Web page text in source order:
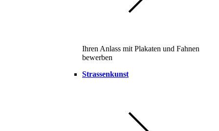
Ihren Anlass mit Plakaten und Fahnen
bewerben
Strassenkunst